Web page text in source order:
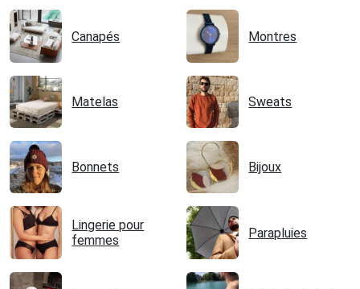
Canapés Montres
Matelas Sweats
Bonnets Bijoux
Lingerie pour
femmes
Parapluies